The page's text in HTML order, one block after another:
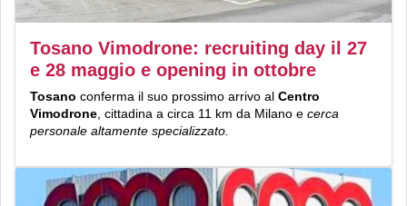
Tosano Vimodrone: recruiting day il 27
e 28 maggio e opening in ottobre
Tosano conferma il suo prossimo arrivo al Centro
Vimodrone , cittadina a circa 11 km da Milano e cerca
personale altamente specializzato.